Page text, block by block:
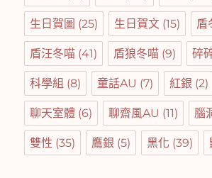
生日賀圖 (25) 生日賀文 (15) 盾
盾汪冬喵 (41) 盾狼冬喵 (9) 碎
科學組 (8) 童話AU (7) 紅銀 (2)
聊天室體 (6) 聊齋風AU (11) 腦
雙性 (35) 鷹銀 (5) 黑化 (39)